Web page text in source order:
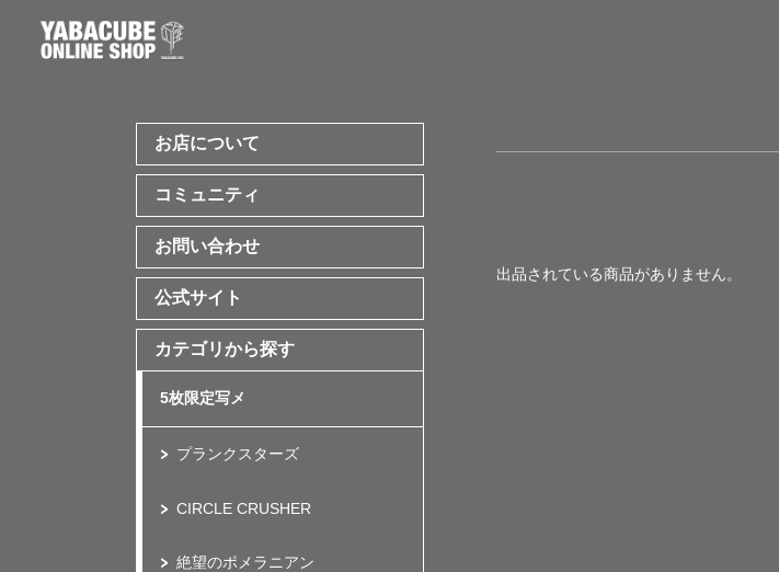
お店について
コミュニティ
お問い合わせ
公式サイト
カテゴリから探す
5枚限定写メ
プランクスターズ
CIRCLE CRUSHER
絶望のポメラニアン
出品されている商品がありません。